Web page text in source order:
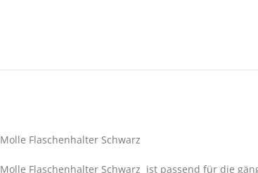
Molle Flaschenhalter Schwarz
Molle Flaschenhalter Schwarz ist passend für die